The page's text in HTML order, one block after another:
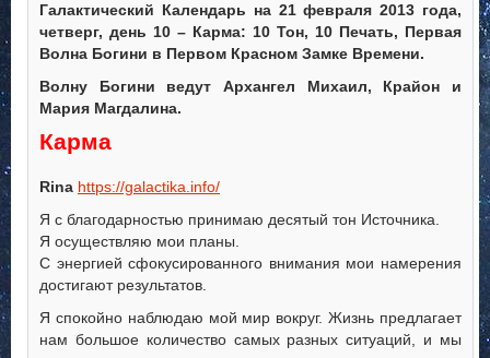
Галактический Календарь на 21 февраля 2013 года,
четверг, день 10 – Карма: 10 Тон, 10 Печать, Первая
Волна Богини в Первом Красном Замке Времени.
Волну Богини ведут Архангел Михаил, Крайон и
Мария Магдалина.
Карма
Rina https://galactika.info/
Я с благодарностью принимаю десятый тон Источника.
Я осуществляю мои планы.
С энергией сфокусированного внимания мои намерения
достигают результатов.
Я спокойно наблюдаю мой мир вокруг. Жизнь предлагает
нам большое количество самых разных ситуаций, и мы